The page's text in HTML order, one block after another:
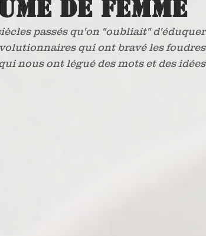
de femme
passés qu'on "oubliait" d'éduquer
qui ont bravé les foudres
nous ont légué des mots et des idées